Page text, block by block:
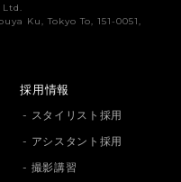
Ku, Tokyo To, 151-0051,
採用情報
- スタイリスト採用
- アシスタント採用
- 撮影講習